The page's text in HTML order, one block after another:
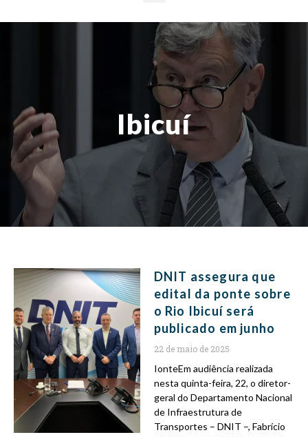
Ibicuí
DNIT assegura que
edital da ponte sobre
o Rio Ibicuí será
publicado em junho
22 de maio de 2025
IonteEm audiência realizada
nesta quinta-feira, 22, o diretor-
geral do Departamento Nacional
de Infraestrutura de
Transportes – DNIT –, Fabrício